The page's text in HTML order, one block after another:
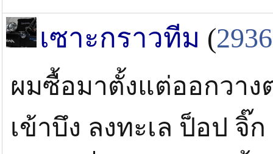
เซาะกราวทีม (
ผมซื้อมาตั้งแต่ออกวาง
เข้าบึง ลงทะเล ป็อป จิ๊